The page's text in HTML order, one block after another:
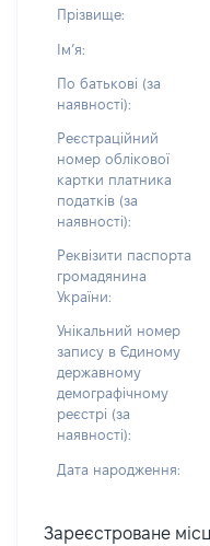
Прізвище:
Імʼя:
По батькові (за
наявності):
Реєстраційний
номер облікової
картки платника
податків (за
наявності):
Реквізити паспорта
громадянина
України:
Унікальний номер
запису в Єдиному
державному
демографічному
реєстрі (за
наявності):
Дата народження:
Зареєстроване